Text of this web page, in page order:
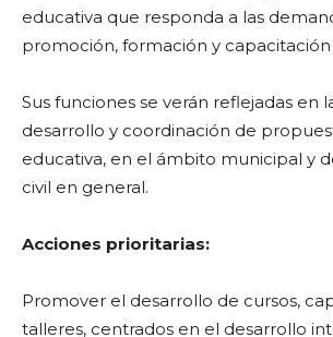
educativa que responda a las
promoción, formación y
Sus funciones se verán reflejadas en
desarrollo y coordinación de
educativa, en el ámbito municipal y
civil en general.
Acciones prioritarias:
Promover el desarrollo de cursos,
talleres, centrados en el desarrollo